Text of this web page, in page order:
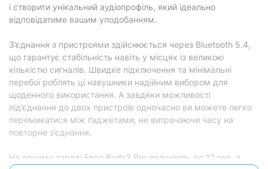
Мікрофон
Наявність мікрофону:
Конструкція мікрофону:
вбудований у корпус
Чутливість мікрофону:
-38 дБ
Особливості
Вологостійкість:
IP55
і створити унікальний аудіопрофіль, який ідеально
відповідатиме вашим уподобанням.
З’єднання з пристроями здійснюється через Bluetooth 5.4,
що гарантує стабільність навіть у місцях із великою
кількістю сигналів. Швидке підключення та мінімальні
перебої роблять ці навушники надійним вибором для
щоденного використання. А завдяки можливості
під’єднання до двох пристроїв одночасно ви можете легко
перемикатися між ґаджетами, не витрачаючи часу на
повторне з’єднання.
На одному заряді Enco Buds3 Pro працюють до 12 год, а